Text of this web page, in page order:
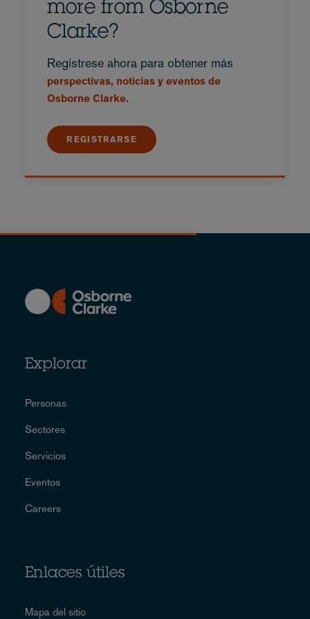
more from Osborne
Clarke?
Regístrese ahora para obtener más
perspectivas, noticias y eventos de
Osborne Clarke.
REGISTRARSE
Explorar
Personas
Sectores
Servicios
Eventos
Careers
Enlaces útiles
Mapa del sitio